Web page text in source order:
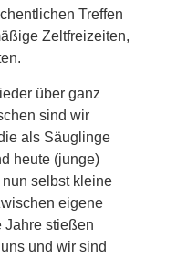
Treffen
Zeltfreizeiten,
über ganz
sind wir
als Säuglinge
heute (junge)
selbst kleine
eigene
Jahre stießen
und wir sind